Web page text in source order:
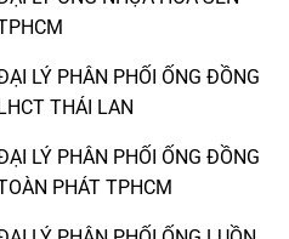
LÝ PHÂN PHỐI ỐNG ĐỒNG
THÁI LAN
LÝ PHÂN PHỐI ỐNG ĐỒNG
PHÁT TPHCM